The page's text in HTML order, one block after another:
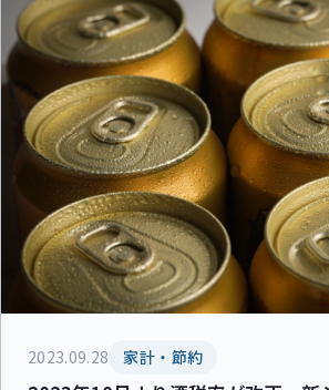
2023.09.28 家計・節約